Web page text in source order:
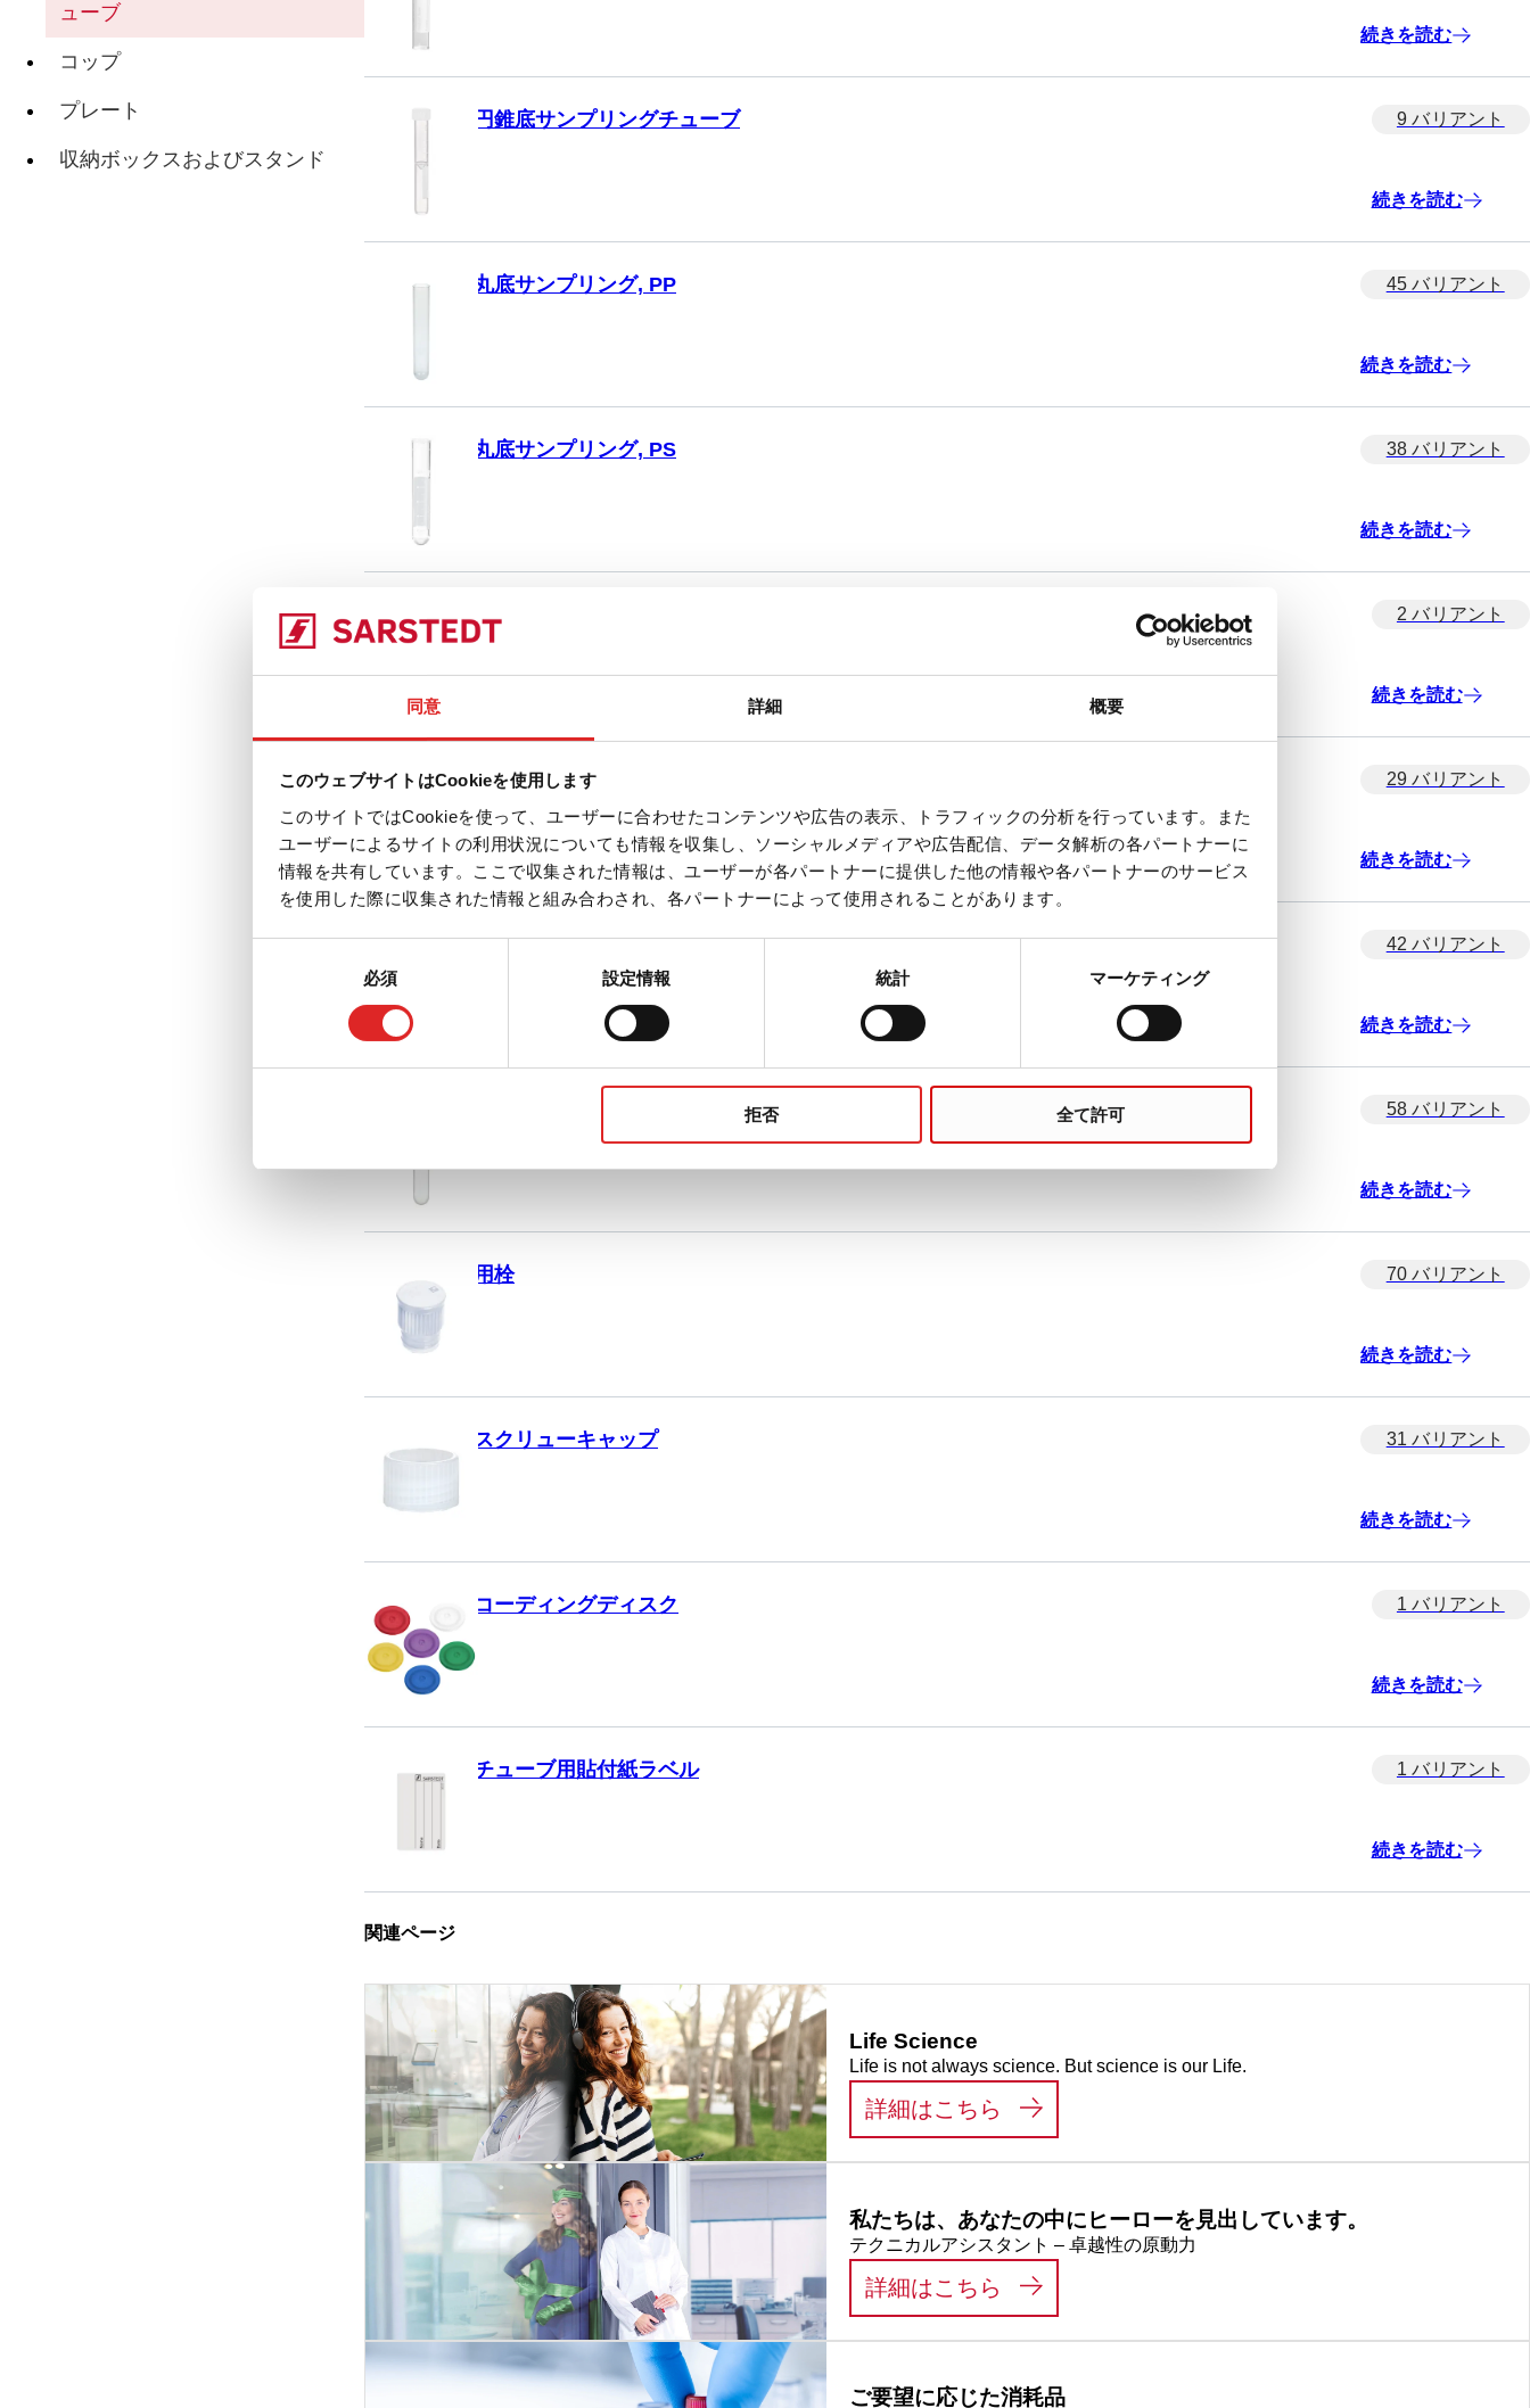
同意 詳細 概要
このウェブサイトはCookieを使用します
このサイトではCookieを使って、ユーザーに合わせたコンテンツや広告の表示、トラフィックの分析を行っています。また
ユーザーによるサイトの利用状況についても情報を収集し、ソーシャルメディアや広告配信、データ解析の各パートナーに
情報を共有しています。ここで収集された情報は、ユーザーが各パートナーに提供した他の情報や各パートナーのサービス
を使用した際に収集された情報と組み合わされ、各パートナーによって使用されることがあります。
必須 設定情報 統計 マーケティング
拒否 全て許可
ューブ
コップ
プレート
収納ボックスおよびスタンド
続きを読む
円錐底サンプリングチューブ 9 バリアント
続きを読む
丸底サンプリング, PP 45 バリアント
続きを読む
丸底サンプリング, PS 38 バリアント
続きを読む
丸底サンプリング, PC 2 バリアント
続きを読む
平底スクリューチューブ 29 バリアント
続きを読む
円錐底スクリューチューブ 42 バリアント
続きを読む
58 バリアント
続きを読む
用栓 70 バリアント
続きを読む
スクリューキャップ 31 バリアント
続きを読む
コーディングディスク 1 バリアント
続きを読む
チューブ用貼付紙ラベル 1 バリアント
続きを読む
関連ページ
Life Science
Life is not always science. But science is our Life.
詳細はこちら LIFE SCIENCE
私たちは、あなたの中にヒーローを見出しています。
テクニカルアシスタント – 卓越性の原動力
詳細はこちら 私たちは、あなたの中にヒーローを見出していま
ご要望に応じた消耗品